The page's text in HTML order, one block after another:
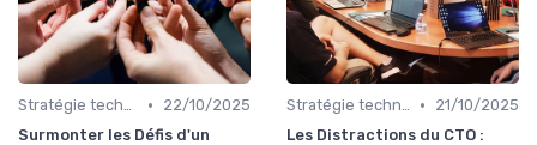
Stratégie technologique •
22/10/2025
Surmonter les Défis d'un
Stratégie technologique •
21/10/2025
Les Distractions du CTO :